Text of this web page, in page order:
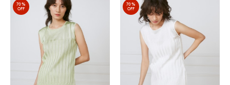
70%
OFF
70%
OFF